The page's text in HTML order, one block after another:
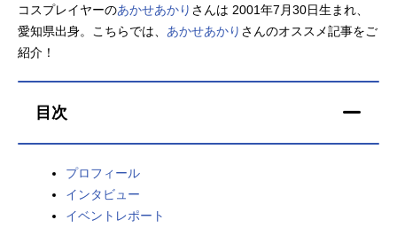
アニメ記事一覧 声優記事一覧
アニメ映画一覧
今期アニメ曜日別一覧
春アニメ
男性声優/女性声優一覧
コスプレイヤーのあかせあかり さんは 2001年7月30日生まれ、
愛知県出身。こちらでは、 あかせあかり さんのオススメ記事をご
紹介！
目次
プロフィール
インタビュー
イベントレポート